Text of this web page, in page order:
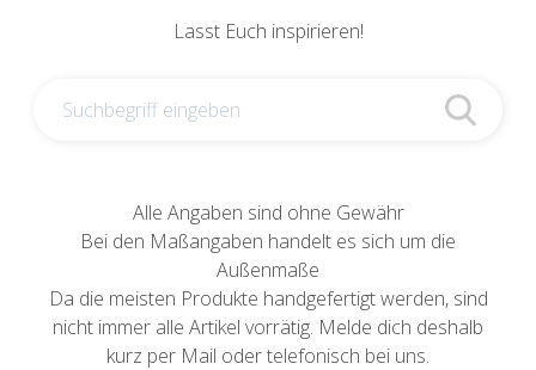
Lasst Euch inspirieren!
Alle Angaben sind ohne Gewähr
Bei den Maßangaben handelt es sich um die
Außenmaße
Da die meisten Produkte handgefertigt werden, sind
nicht immer alle Artikel vorrätig. Melde dich deshalb
kurz per Mail oder telefonisch bei uns.